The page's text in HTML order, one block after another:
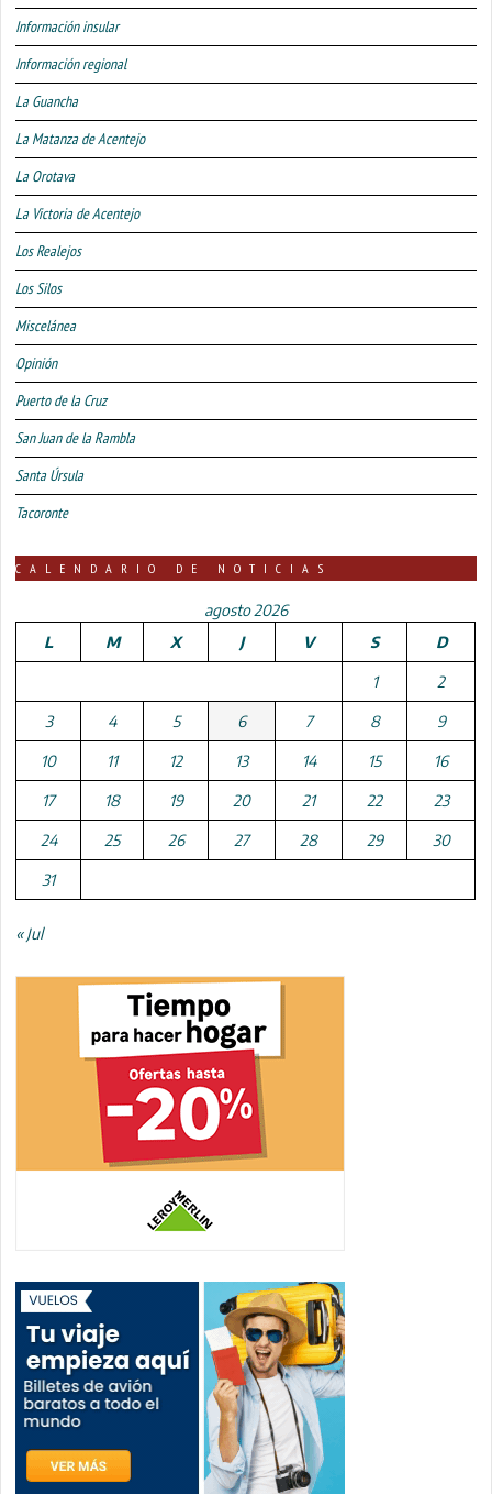
Información insular
Información regional
La Guancha
La Matanza de Acentejo
La Orotava
La Victoria de Acentejo
Los Realejos
Los Silos
Miscelánea
Opinión
Puerto de la Cruz
San Juan de la Rambla
Santa Úrsula
Tacoronte
CALENDARIO DE NOTICIAS
agosto 2026
L
M X J V S D
1 2
3 4 5 6 7 8 9
10 11 12 13 14 15 16
17 18 19 20 21 22 23
24 25 26 27 28 29 30
31
« Jul